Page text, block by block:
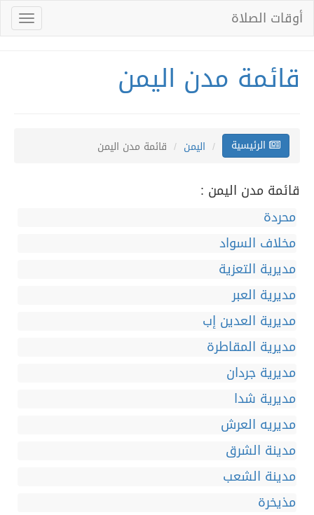
أوقات الصلاة
قائمة مدن اليمن
الرئيسية اليمن قائمة مدن اليمن
قائمة مدن اليمن :
محردة
مخلاف السواد
مديرية التعزية
مديرية العبر
مديرية العدين إب
مديرية المقاطرة
مديرية جردان
مديرية شدا
مديريه العرش
مدينة الشرق
مدينة الشعب
مذيخرة